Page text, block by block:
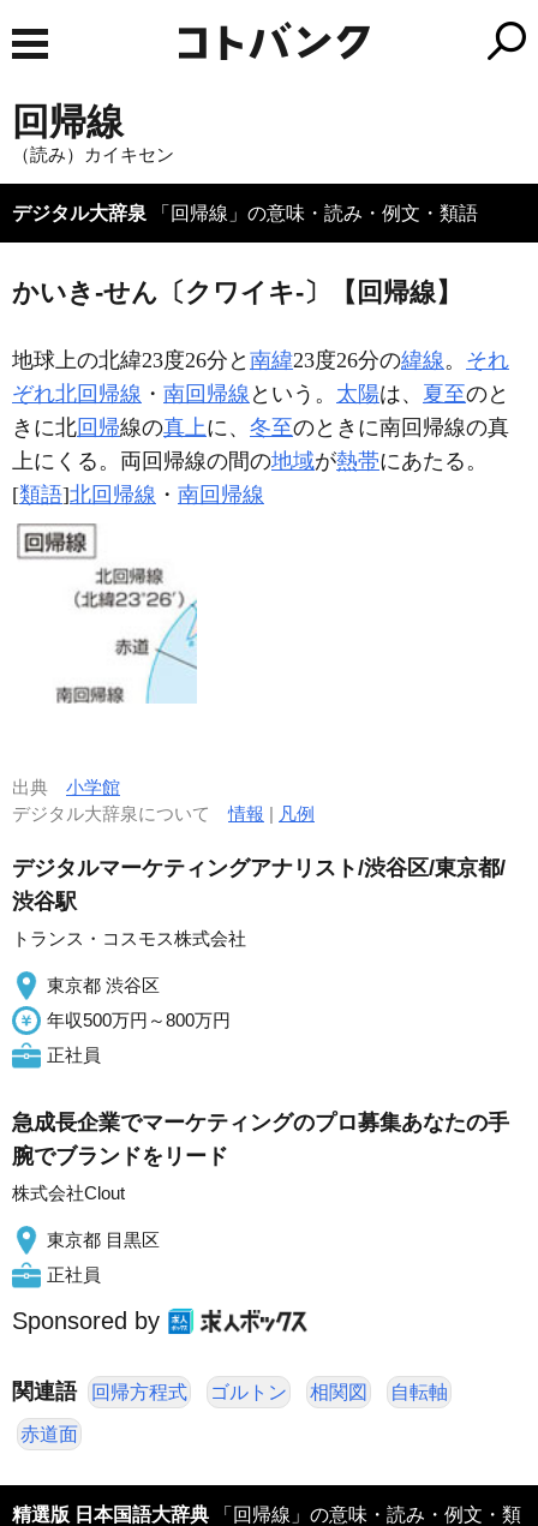
回帰線
（読み）カイキセン
デジタル大辞泉 「回帰線」の意味・読み・例文・類語
かいき‐せん〔クワイキ‐〕【回帰線】
地球上の北緯23度26分と 南緯23度26分の緯線。 それ
ぞれ北回帰線 ・ 南回帰線 という。 太陽は、 夏至のと
きに北回帰線の真上に、 冬至のときに南回帰線の真
上にくる。両回帰線の間の地域が熱帯にあたる。
[類語]北回帰線 ・ 南回帰線
出典 小学館
デジタル大辞泉について情報 | 凡例
デジタルマーケティングアナリスト/渋谷区/東京都/
渋谷駅
トランス・コスモス株式会社
東京都 渋谷区
年収500万円～800万円
正社員
急成長企業でマーケティングのプロ募集あなたの手
腕でブランドをリード
株式会社Clout
東京都 目黒区
正社員
Sponsored by
関連語 回帰方程式 ゴルトン 相関図 自転軸
赤道面
精選版 日本国語大辞典 「回帰線」の意味・読み・例文・類